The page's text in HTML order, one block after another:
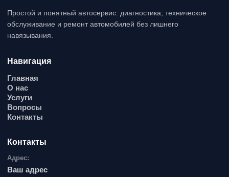
Простой и понятный автосервис: диагностика, техническое
обслуживание и ремонт автомобилей без лишнего
навязывания.
Навигация
Главная
О нас
Услуги
Вопросы
Контакты
Контакты
Адрес:
Ваш адрес